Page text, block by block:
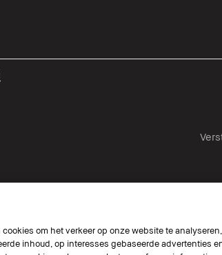
om het verkeer op onze website te
inhoud, op interesses gebaseerde advertenties